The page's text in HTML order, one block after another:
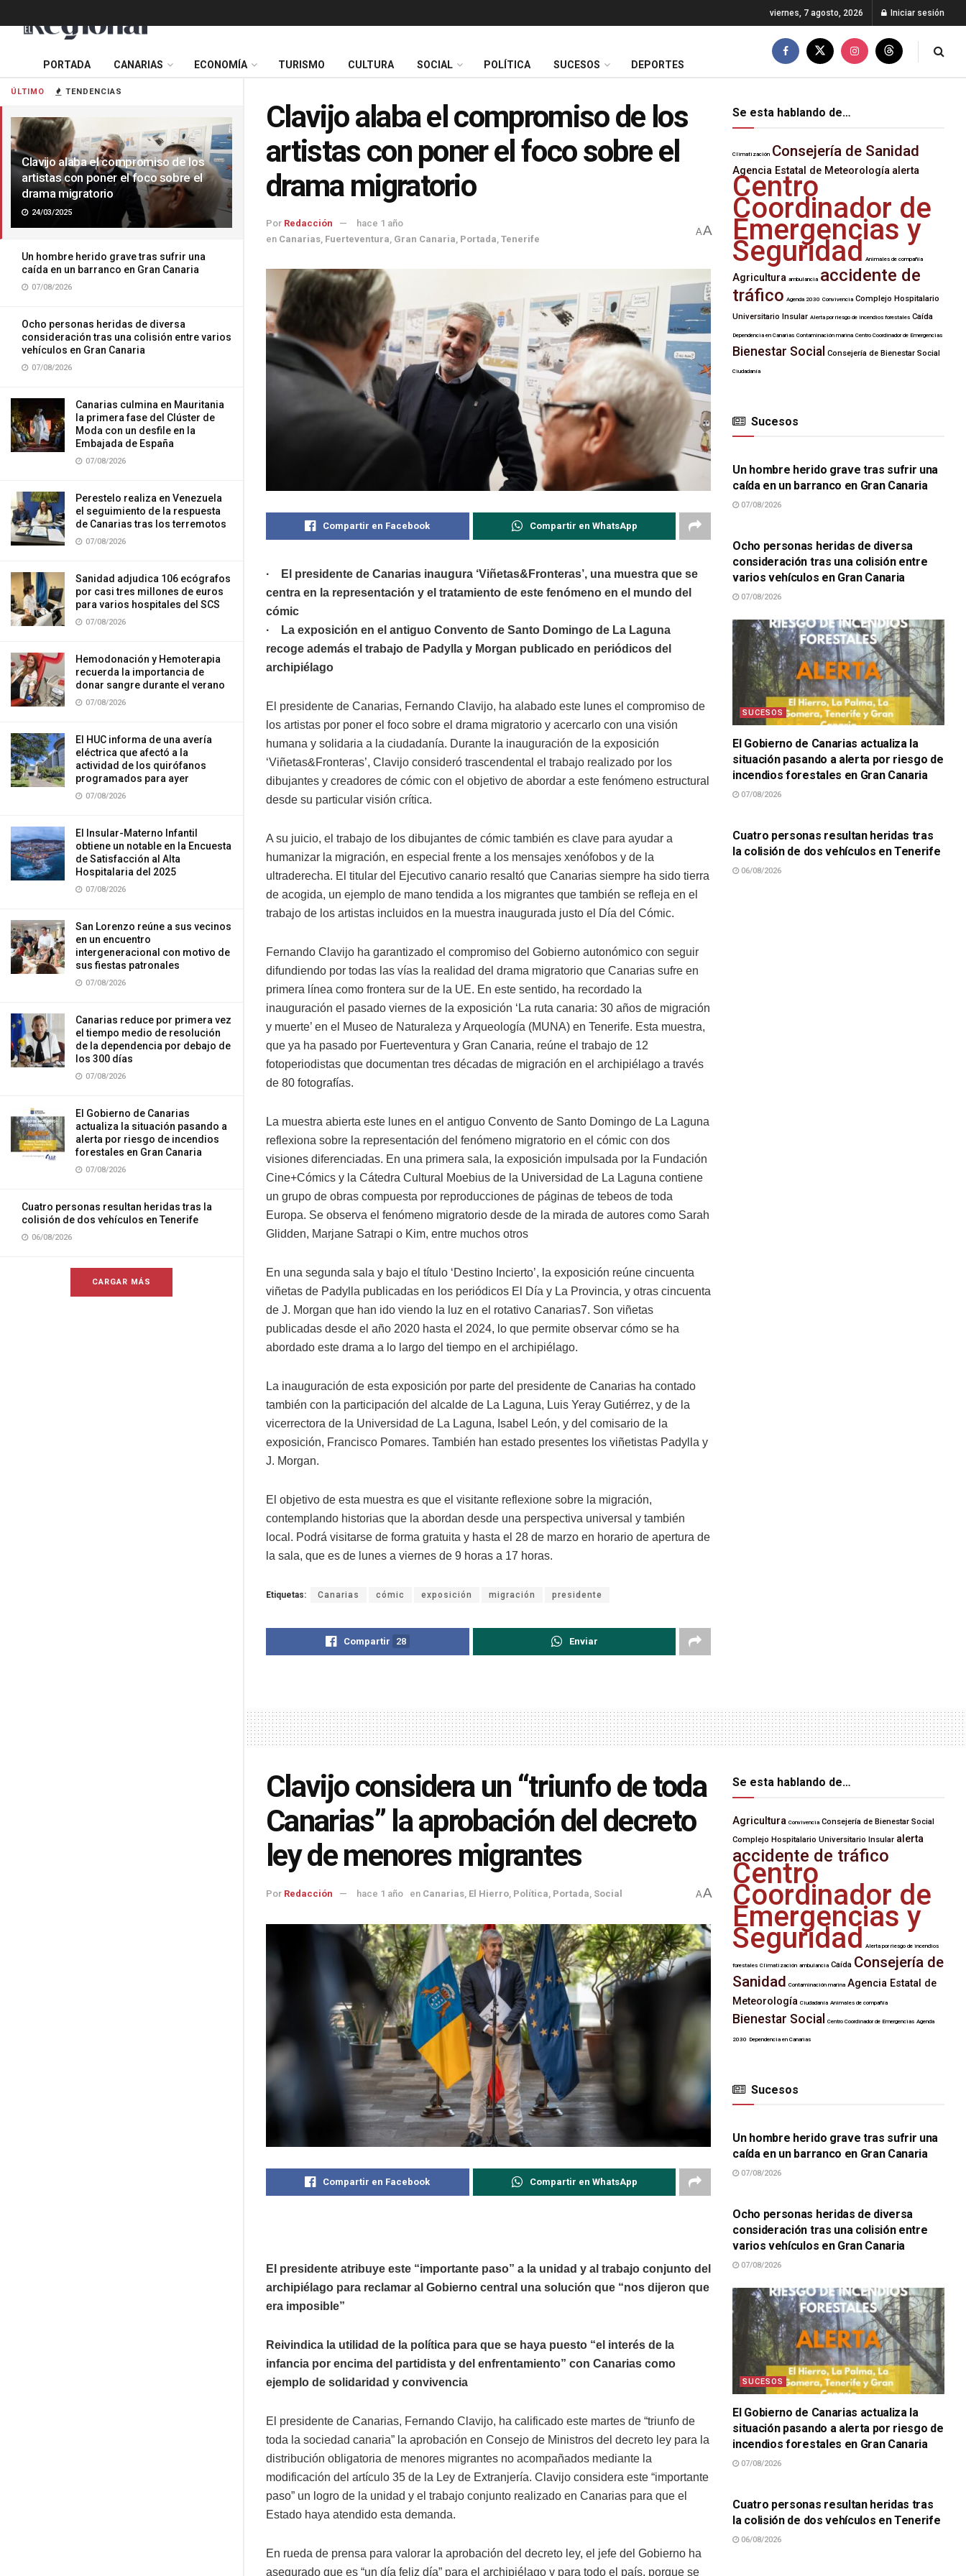
ÚLTIMO TENDENCIAS
Clavijo alaba el compromiso de los
artistas con poner el foco sobre el
drama migratorio
24/03/2025
Un hombre herido grave tras sufrir una
caída en un barranco en Gran Canaria
07/08/2026
Ocho personas heridas de diversa
consideración tras una colisión entre varios
vehículos en Gran Canaria
07/08/2026
Canarias culmina en Mauritania
la primera fase del Clúster de
Moda con un desfile en la
Embajada de España
07/08/2026
Perestelo realiza en Venezuela
el seguimiento de la respuesta
de Canarias tras los terremotos
07/08/2026
Sanidad adjudica 106 ecógrafos
por casi tres millones de euros
para varios hospitales del SCS
07/08/2026
Hemodonación y Hemoterapia
recuerda la importancia de
donar sangre durante el verano
07/08/2026
El HUC informa de una avería
eléctrica que afectó a la
actividad de los quirófanos
programados para ayer
07/08/2026
El Insular-Materno Infantil
obtiene un notable en la Encuesta
de Satisfacción al Alta
Hospitalaria del 2025
07/08/2026
San Lorenzo reúne a sus vecinos
en un encuentro
intergeneracional con motivo de
sus fiestas patronales
07/08/2026
Canarias reduce por primera vez
el tiempo medio de resolución
de la dependencia por debajo de
los 300 días
07/08/2026
El Gobierno de Canarias
actualiza la situación pasando a
alerta por riesgo de incendios
forestales en Gran Canaria
07/08/2026
Cuatro personas resultan heridas tras la
colisión de dos vehículos en Tenerife
06/08/2026
CARGAR MÁS
viernes, 7 agosto, 2026 Iniciar sesión
PORTADA CANARIAS ECONOMÍA TURISMO CULTURA SOCIAL POLÍTICA SUCESOS DEPORTES
Clavijo alaba el compromiso de los
artistas con poner el foco sobre el
drama migratorio
Por Redacción
hace 1 año
en Canarias Fuerteventura Gran Canaria Portada Tenerife
AA
Compartir en Facebook Compartir en WhatsApp
· El presidente de Canarias inaugura ‘Viñetas&Fronteras’, una muestra que se
centra en la representación y el tratamiento de este fenómeno en el mundo del
cómic
· La exposición en el antiguo Convento de Santo Domingo de La Laguna
recoge además el trabajo de Padylla y Morgan publicado en periódicos del
archipiélago
El presidente de Canarias, Fernando Clavijo, ha alabado este lunes el compromiso de
los artistas por poner el foco sobre el drama migratorio y acercarlo con una visión
humana y solidaria a la ciudadanía. Durante la inauguración de la exposición
‘Viñetas&Fronteras’, Clavijo consideró trascendental el trabajo realizado por los
dibujantes y creadores de cómic con el objetivo de abordar a este fenómeno estructural
desde su particular visión crítica.
A su juicio, el trabajo de los dibujantes de cómic también es clave para ayudar a
humanizar la migración, en especial frente a los mensajes xenófobos y de la
ultraderecha. El titular del Ejecutivo canario resaltó que Canarias siempre ha sido tierra
de acogida, un ejemplo de mano tendida a los migrantes que también se refleja en el
trabajo de los artistas incluidos en la muestra inaugurada justo el Día del Cómic.
Fernando Clavijo ha garantizado el compromiso del Gobierno autonómico con seguir
difundiendo por todas las vías la realidad del drama migratorio que Canarias sufre en
primera línea como frontera sur de la UE. En este sentido, ha recordado la
inauguración el pasado viernes de la exposición ‘La ruta canaria: 30 años de migración
y muerte’ en el Museo de Naturaleza y Arqueología (MUNA) en Tenerife. Esta muestra,
que ya ha pasado por Fuerteventura y Gran Canaria, reúne el trabajo de 12
fotoperiodistas que documentan tres décadas de migración en el archipiélago a través
de 80 fotografías.
La muestra abierta este lunes en el antiguo Convento de Santo Domingo de La Laguna
reflexiona sobre la representación del fenómeno migratorio en el cómic con dos
visiones diferenciadas. En una primera sala, la exposición impulsada por la Fundación
Cine+Cómics y la Cátedra Cultural Moebius de la Universidad de La Laguna contiene
un grupo de obras compuesta por reproducciones de páginas de tebeos de toda
Europa. Se observa el fenómeno migratorio desde de la mirada de autores como Sarah
Glidden, Marjane Satrapi o Kim, entre muchos otros
En una segunda sala y bajo el título ‘Destino Incierto’, la exposición reúne cincuenta
viñetas de Padylla publicadas en los periódicos El Día y La Provincia, y otras cincuenta
de J. Morgan que han ido viendo la luz en el rotativo Canarias7. Son viñetas
publicadas desde el año 2020 hasta el 2024, lo que permite observar cómo se ha
abordado este drama a lo largo del tiempo en el archipiélago.
La inauguración de esta exposición por parte del presidente de Canarias ha contado
también con la participación del alcalde de La Laguna, Luis Yeray Gutiérrez, y de la
vicerrectora de la Universidad de La Laguna, Isabel León, y del comisario de la
exposición, Francisco Pomares. También han estado presentes los viñetistas Padylla y
J. Morgan.
El objetivo de esta muestra es que el visitante reflexione sobre la migración,
contemplando historias que la abordan desde una perspectiva universal y también
local. Podrá visitarse de forma gratuita y hasta el 28 de marzo en horario de apertura de
la sala, que es de lunes a viernes de 9 horas a 17 horas.
Etiquetas: Canarias cómic exposición migración presidente
Compartir 28 Enviar
Se esta hablando de…
Climatización Consejería de Sanidad
Agencia Estatal de Meteorología alerta
Centro
Coordinador de
Emergencias y
Seguridad Animales de compañía
Agricultura ambulancia accidente de
tráfico Agenda 2030 Convivencia Complejo Hospitalario
Universitario Insular Alerta por riesgo de incendios forestales Caída
Dependencia en Canarias Contaminación marina Centro Coordinador de Emergencias
Bienestar Social Consejería de Bienestar Social
Ciudadanía
Sucesos
SUCESOS
Un hombre herido grave tras sufrir una
caída en un barranco en Gran Canaria
07/08/2026
Ocho personas heridas de diversa
consideración tras una colisión entre
varios vehículos en Gran Canaria
07/08/2026
SUCESOS
El Gobierno de Canarias actualiza la
situación pasando a alerta por riesgo de
incendios forestales en Gran Canaria
07/08/2026
Cuatro personas resultan heridas tras
la colisión de dos vehículos en Tenerife
06/08/2026
Clavijo considera un “triunfo de toda
Canarias” la aprobación del decreto
ley de menores migrantes
Por Redacción hace 1 año en Canarias, El Hierro, Política, Portada, Social AA
Compartir en Facebook Compartir en WhatsApp
El presidente atribuye este “importante paso” a la unidad y al trabajo conjunto del
archipiélago para reclamar al Gobierno central una solución que “nos dijeron que
era imposible”
Reivindica la utilidad de la política para que se haya puesto “el interés de la
infancia por encima del partidista y del enfrentamiento” con Canarias como
ejemplo de solidaridad y convivencia
El presidente de Canarias, Fernando Clavijo, ha calificado este martes de “triunfo de
toda la sociedad canaria” la aprobación en Consejo de Ministros del decreto ley para la
distribución obligatoria de menores migrantes no acompañados mediante la
modificación del artículo 35 de la Ley de Extranjería. Clavijo considera este “importante
paso” un logro de la unidad y el trabajo conjunto realizado en Canarias para que el
Estado haya atendido esta demanda.
En rueda de prensa para valorar la aprobación del decreto ley, el jefe del Gobierno ha
asegurado que es “un día feliz día” para el archipiélago y para todo el país, porque se
Se esta hablando de…
Agricultura Convivencia Consejería de Bienestar Social
Complejo Hospitalario Universitario Insular alerta
accidente de tráfico
Centro
Coordinador de
Emergencias y
Seguridad Alerta por riesgo de incendios
forestales Climatización ambulancia Caída Consejería de
Sanidad
Contaminación marina Agencia Estatal de
Meteorología Ciudadanía Animales de compañía
Bienestar Social Centro Coordinador de Emergencias Agenda
2030 Dependencia en Canarias
Sucesos
SUCESOS
Un hombre herido grave tras sufrir una
caída en un barranco en Gran Canaria
07/08/2026
Ocho personas heridas de diversa
consideración tras una colisión entre
varios vehículos en Gran Canaria
07/08/2026
SUCESOS
El Gobierno de Canarias actualiza la
situación pasando a alerta por riesgo de
incendios forestales en Gran Canaria
07/08/2026
Cuatro personas resultan heridas tras
la colisión de dos vehículos en Tenerife
06/08/2026